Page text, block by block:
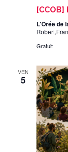
L'Orée de
Gratuit
VEN
5